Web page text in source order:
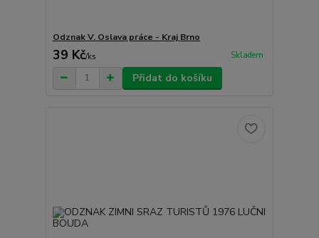
Odznak V. Oslava práce - Kraj Brno
39 Kč/ks Skladem
Přidat do košíku